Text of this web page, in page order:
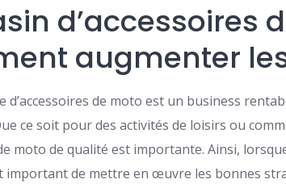
d’accessoires
augmenter
d’accessoires de moto est un business
ce soit pour des activités de loisirs ou
moto de qualité est importante. Ainsi,
important de mettre en œuvre les bonnes